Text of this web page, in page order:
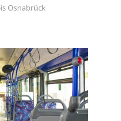
Osnabrück